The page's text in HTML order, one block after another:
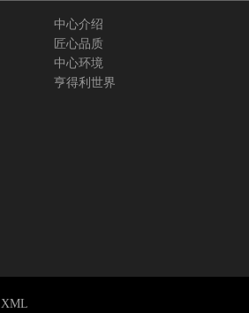
中心介绍
匠心品质
中心环境
亨得利世界
XML